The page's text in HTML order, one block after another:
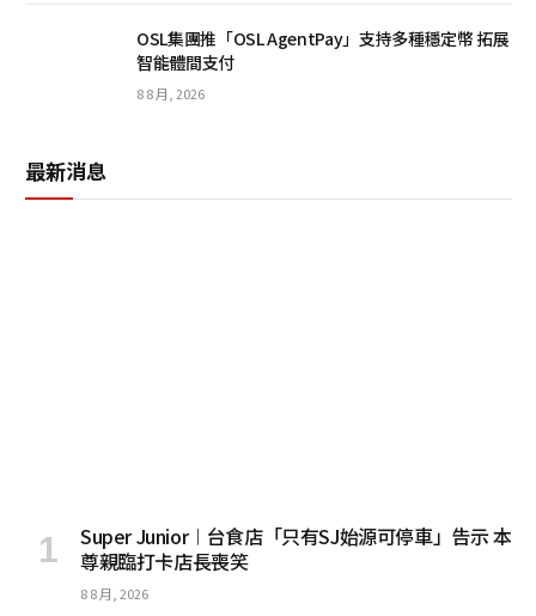
OSL集團推「OSL AgentPay」支持多種穩定幣 拓展
智能體間支付
8 8 月, 2026
最新消息
Super Junior︱台食店「只有SJ始源可停車」告示 本
尊親臨打卡店長喪笑
8 8 月, 2026